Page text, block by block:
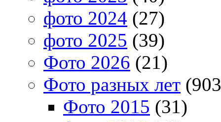
фото 2024 (27)
фото 2025 (39)
Фото 2026 (21)
Фото разных лет
Фото 2015 (31)